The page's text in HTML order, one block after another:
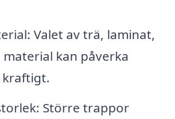
Valet av trä, laminat,
kan påverka
Större trappor